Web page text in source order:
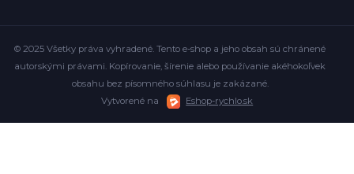
© 2025 Všetky práva vyhradené. Tento e-shop a jeho obsah sú chránené
autorskými právami. Kopírovanie, šírenie alebo používanie akéhokoľvek
obsahu bez písomného súhlasu je zakázané.
Vytvorené na
Eshop-rychlo.sk